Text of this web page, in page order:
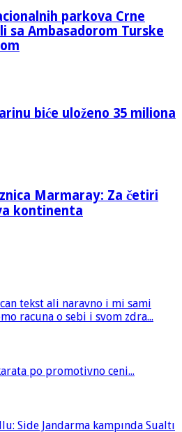
parkova Crne
sa Ambasadorom Turske
biće uloženo 35 miliona
Marmaray: Za četiri
kontinenta
tekst ali naravno i mi sami
racuna o sebi i svom zdra...
po promotivno ceni...
Side Jandarma kampında Sualtı